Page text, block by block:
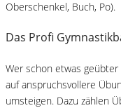
Oberschenkel, Buch, Po).
Das Profi
Wer schon etwas
auf anspruchsvollere
umsteigen. Dazu zählen